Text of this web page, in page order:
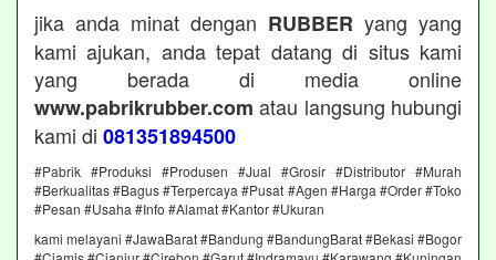
jika anda minat dengan RUBBER yang yang
kami ajukan, anda tepat datang di situs kami
yang berada di media online
www.pabrikrubber.com atau langsung hubungi
kami di 081351894500
#Pabrik #Produksi #Produsen #Jual #Grosir #Distributor #Murah
#Berkualitas #Bagus #Terpercaya #Pusat #Agen #Harga #Order #Toko
#Pesan #Usaha #Info #Alamat #Kantor #Ukuran
kami melayani #JawaBarat #Bandung #BandungBarat #Bekasi #Bogor